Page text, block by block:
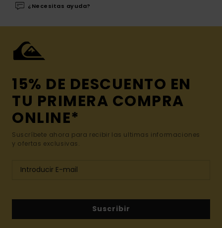
¿Necesitas ayuda?
15% DE DESCUENTO EN
TU PRIMERA COMPRA
ONLINE*
Suscríbete ahora para recibir las ultimas informaciones
y ofertas exclusivas.
Suscribir